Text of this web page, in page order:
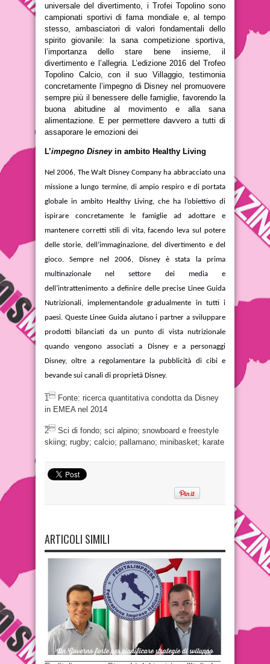
universale del divertimento, i Trofei Topolino sono
campionati sportivi di fama mondiale e, al tempo
stesso, ambasciatori di valori fondamentali dello
spirito giovanile: la sana competizione sportiva,
l’importanza dello stare bene insieme, il
divertimento e l’allegria. L’edizione 2016 del Trofeo
Topolino Calcio, con il suo Villaggio, testimonia
concretamente l’impegno di Disney nel promuovere
sempre più il benessere delle famiglie, favorendo la
buona abitudine al movimento e alla sana
alimentazione. E per permettere davvero a tutti di
assaporare le emozioni dei
L’impegno Disney in ambito Healthy Living
Nel 2006, The Walt Disney Company ha abbracciato una
missione a lungo termine, di ampio respiro e di portata
globale in ambito Healthy Living, che ha l’obiettivo di
ispirare concretamente le famiglie ad adottare e
mantenere corretti stili di vita, facendo leva sul potere
delle storie, dell’immaginazione, del divertimento e del
gioco. Sempre nel 2006, Disney è stata la prima
multinazionale nel settore dei media e
dell’intrattenimento a definire delle precise Linee Guida
Nutrizionali, implementandole gradualmente in tutti i
paesi. Queste Linee Guida aiutano i partner a sviluppare
prodotti bilanciati da un punto di vista nutrizionale
quando vengono associati a Disney e a personaggi
Disney, oltre a regolamentare la pubblicità di cibi e
bevande sui canali di proprietà Disney.
1  Fonte: ricerca quantitativa condotta da Disney
in EMEA nel 2014
2 Sci di fondo; sci alpino; snowboard e freestyle
skiing; rugby; calcio; pallamano; minibasket; karate
ARTICOLI SIMILI